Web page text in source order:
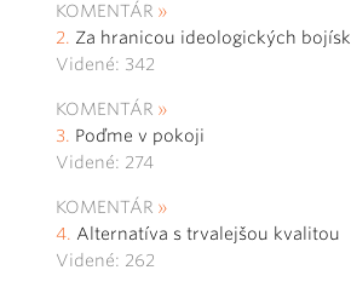
KOMENTÁR
Za hranicou ideologických bojísk
Videné: 342
KOMENTÁR
Poďme v pokoji
Videné: 274
KOMENTÁR
Alternatíva s trvalejšou kvalitou
Videné: 262